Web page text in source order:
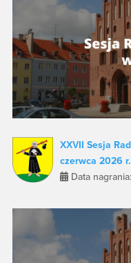
XXVII Sesja
czerwca 2026
Data